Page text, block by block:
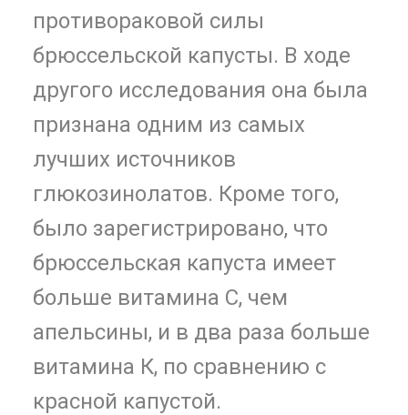
противораковой силы
брюссельской капусты. В ходе
другого исследования она была
признана одним из самых
лучших источников
глюкозинолатов. Кроме того,
было зарегистрировано, что
брюссельская капуста имеет
больше витамина С, чем
апельсины, и в два раза больше
витамина К, по сравнению с
красной капустой.